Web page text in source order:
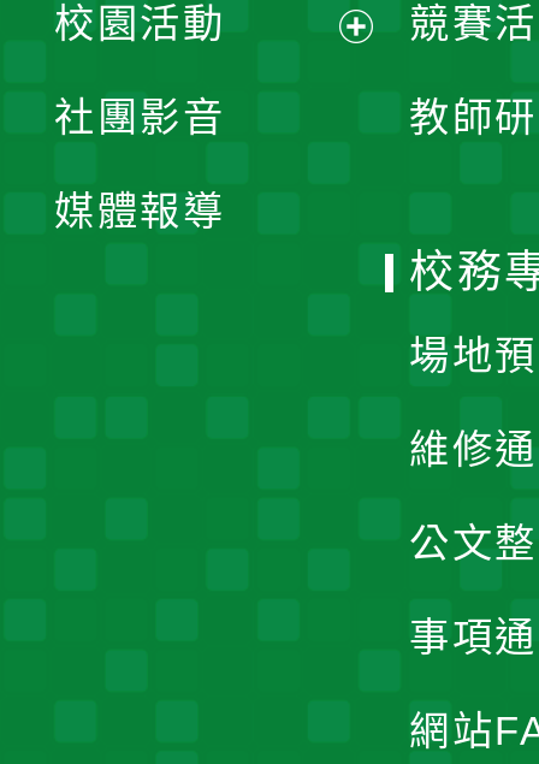
競賽
教師
開
校園活動
社團影音
媒體報導
校務
場地
維修
公文
事項
網站